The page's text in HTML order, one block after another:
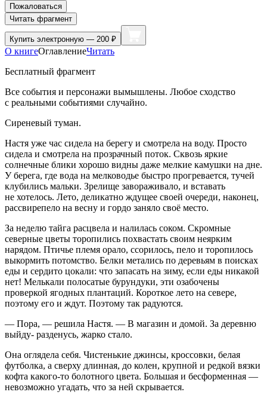
Пожаловаться
Читать фрагмент
Купить электронную — 200 ₽
О книгеОглавлениеЧитать
Бесплатный фрагмент
Все события и персонажи вымышлены. Любое сходство
с реальными событиями случайно.
Сиреневый туман.
Настя уже час сидела на берегу и смотрела на воду. Просто
сидела и смотрела на прозрачный поток. Сквозь яркие
солнечные блики хорошо видны даже мелкие камушки на дне.
У берега, где вода на мелководье быстро прогревается, тучей
клубились мальки. Зрелище завораживало, и вставать
не хотелось. Лето, деликатно ждущее своей очереди, наконец,
рассвирепело на весну и гордо заняло своё место.
За неделю тайга расцвела и налилась соком. Скромные
северные цветы торопились похвастать своим неярким
нарядом. Птичье племя орало, ссорилось, пело и торопилось
выкормить потомство. Белки метались по деревьям в поисках
еды и сердито цокали: что запасать на зиму, если еды никакой
нет! Мелькали полосатые бурундуки, эти озабочены
проверкой ягодных плантаций. Короткое лето на севере,
поэтому его и ждут. Поэтому так радуются.
— Пора, — решила Настя. — В магазин и домой. За деревню
выйду- разденусь, жарко стало.
Она оглядела себя. Чистенькие джинсы, кроссовки, белая
футболка, а сверху длинная, до колен, крупной и редкой вязки
кофта какого-то болотного цвета. Большая и бесформенная —
невозможно угадать, что за ней скрывается.